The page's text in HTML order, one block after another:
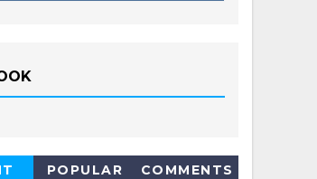
POPULAR COMMENTS